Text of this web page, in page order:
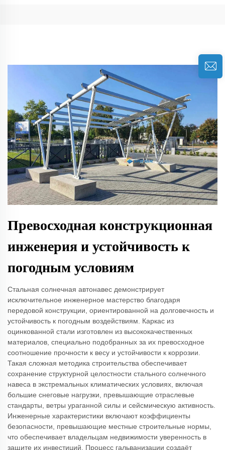
Превосходная конструкционная
инженерия и устойчивость к
погодным условиям
Стальная солнечная автонавес демонстрирует
исключительное инженерное мастерство благодаря
передовой конструкции, ориентированной на долговечность и
устойчивость к погодным воздействиям. Каркас из
оцинкованной стали изготовлен из высококачественных
материалов, специально подобранных за их превосходное
соотношение прочности к весу и устойчивости к коррозии.
Такая сложная методика строительства обеспечивает
сохранение структурной целостности стального солнечного
навеса в экстремальных климатических условиях, включая
большие снеговые нагрузки, превышающие отраслевые
стандарты, ветры ураганной силы и сейсмическую активность.
Инженерные характеристики включают коэффициенты
безопасности, превышающие местные строительные нормы,
что обеспечивает владельцам недвижимости уверенность в
защите их инвестиций. Процесс гальванизации создаёт